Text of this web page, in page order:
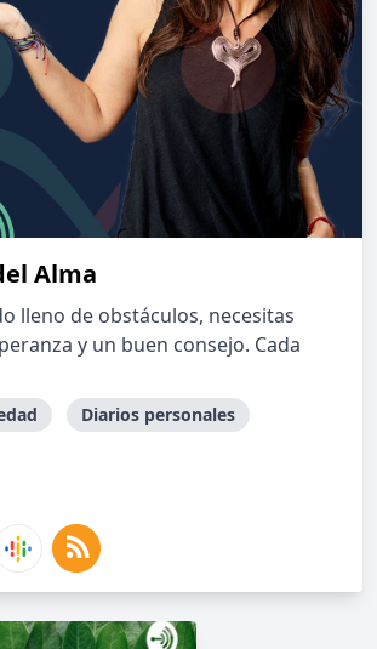
Alma
lleno de obstáculos, necesitas
y un buen consejo. Cada
Diarios personales